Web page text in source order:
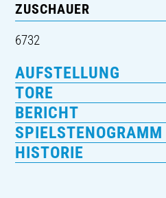
ZUSCHAUER
6732
AUFSTELLUNG
TORE
BERICHT
SPIELSTENOGRAMM
HISTORIE